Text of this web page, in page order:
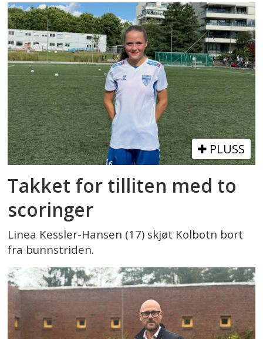
PLUSS
Takket for tilliten med to
scoringer
Linea Kessler-Hansen (17) skjøt Kolbotn bort
fra bunnstriden.